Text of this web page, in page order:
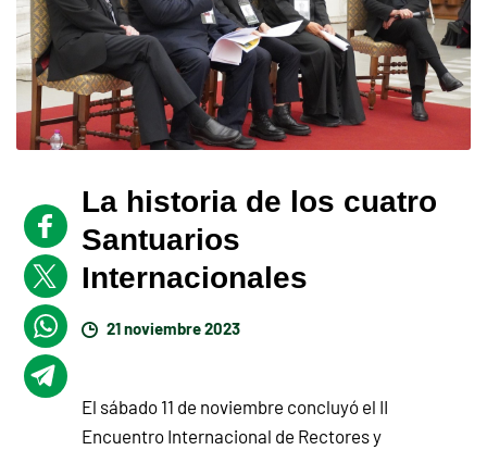
La historia de los cuatro
Santuarios
Internacionales
21 noviembre 2023
El sábado 11 de noviembre concluyó el II
Encuentro Internacional de Rectores y